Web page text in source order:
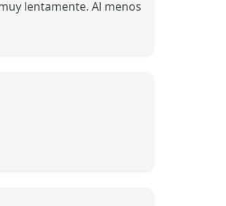
lentamente. Al menos